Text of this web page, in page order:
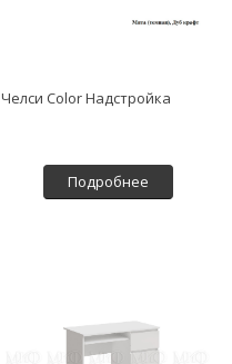
Челси Color Надстройка
Подробнее